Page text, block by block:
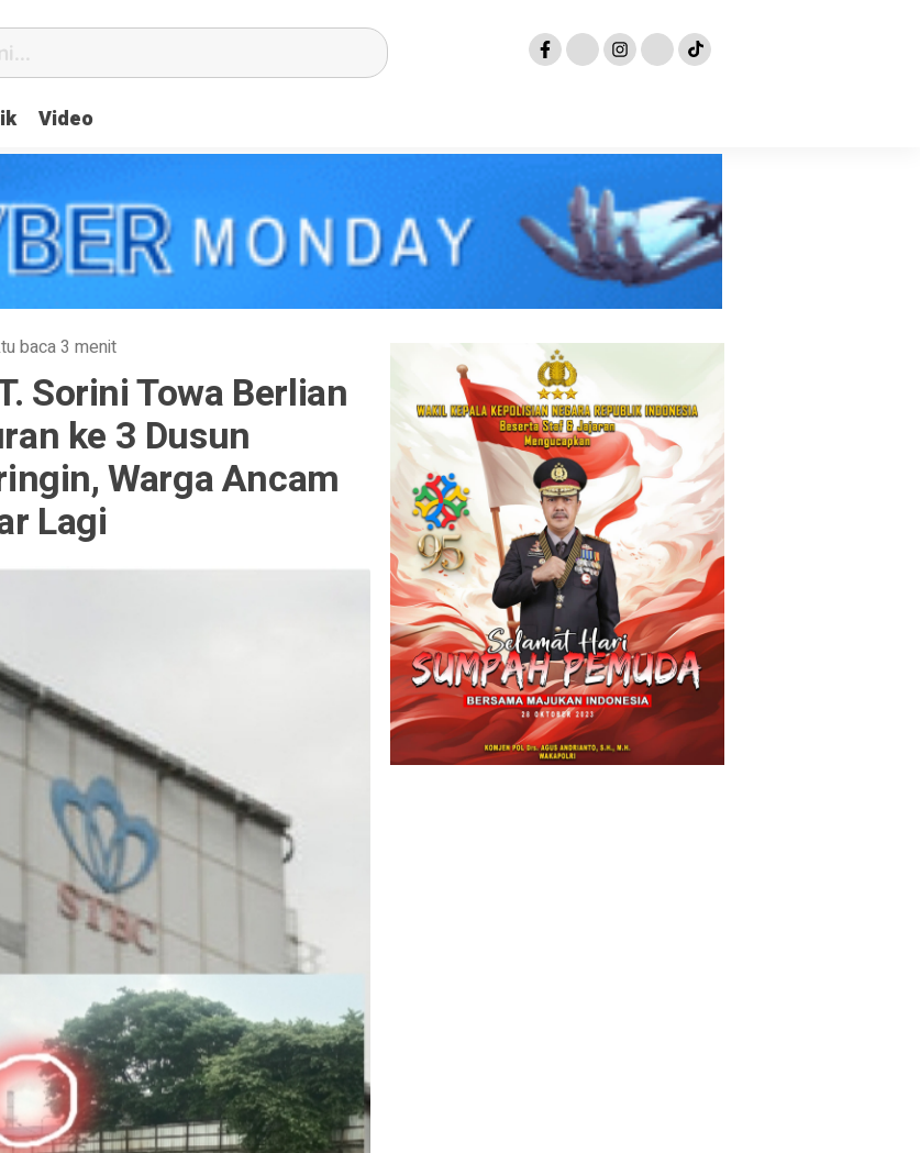
Video
baca 3 menit
Sorini Towa Berlian
ke 3 Dusun
Warga Ancam
Lagi